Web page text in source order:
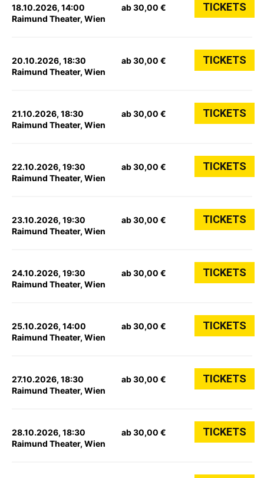
18.10.2026, 14:00
Raimund Theater, Wien
ab 30,00 € TICKETS
20.10.2026, 18:30
Raimund Theater, Wien
ab 30,00 € TICKETS
21.10.2026, 18:30
Raimund Theater, Wien
ab 30,00 € TICKETS
22.10.2026, 19:30
Raimund Theater, Wien
ab 30,00 € TICKETS
23.10.2026, 19:30
Raimund Theater, Wien
ab 30,00 € TICKETS
24.10.2026, 19:30
Raimund Theater, Wien
ab 30,00 € TICKETS
25.10.2026, 14:00
Raimund Theater, Wien
ab 30,00 € TICKETS
27.10.2026, 18:30
Raimund Theater, Wien
ab 30,00 € TICKETS
28.10.2026, 18:30
Raimund Theater, Wien
ab 30,00 € TICKETS